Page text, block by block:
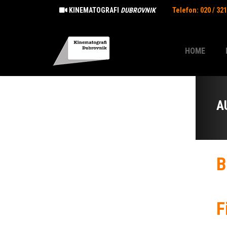
KINEMATOGRAFI DUBROVNIK Telefon: 020 /
HOME